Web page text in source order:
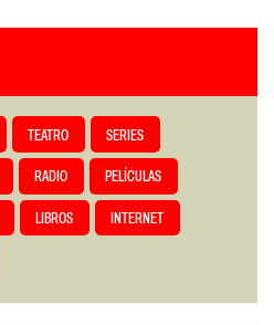
TEATRO SERIES
RADIO PELÍCULAS
LIBROS INTERNET